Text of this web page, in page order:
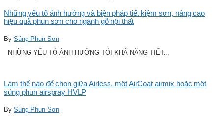
Những yếu tố ảnh hưởng và biện pháp tiết kiệm sơn, nâng cao
hiệu quả phun sơn cho ngành gỗ nội thất
By Súng Phun Sơn
NHỮNG YẾU TỐ ẢNH HƯỞNG TỚI KHẢ NĂNG TIẾT...
Làm thế nào để chọn giữa Airless, một AirCoat airmix hoặc một
súng phun airspray HVLP
By Súng Phun Sơn